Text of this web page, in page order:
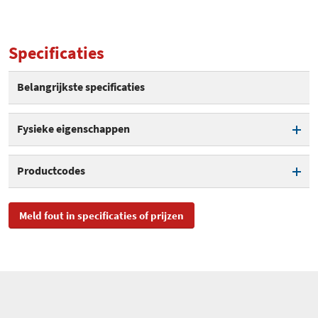
Specificaties
Belangrijkste specificaties
Fysieke eigenschappen
Productcodes
SKU ZW189_2P
Meld fout in specificaties of prijzen